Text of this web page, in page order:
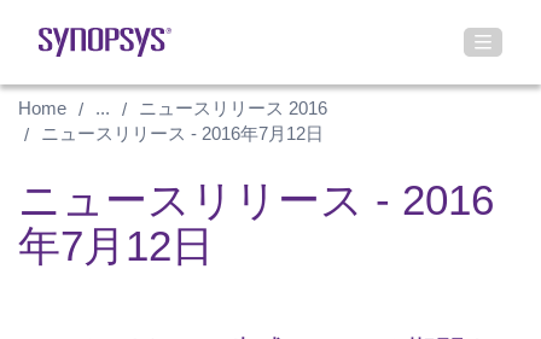
Home ...
ニュースリリース 2016
ニュースリリース - 2016年7月12日
ニュースリリース - 2016
年7月12日